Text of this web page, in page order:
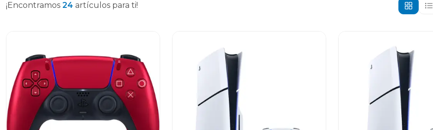
¡Encontramos 24 artículos para ti!